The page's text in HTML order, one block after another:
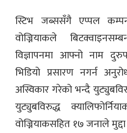
स्टिभ जब्ससँगै एप्पल
वोज्नियाकले
विज्ञापनमा आफ्नो नाम
भिडियो प्रसारण नगर्न
अस्विकार गरेको भन्दै
युट्युबविरुद्ध
वोज्नियाकसहित १७ जनाले